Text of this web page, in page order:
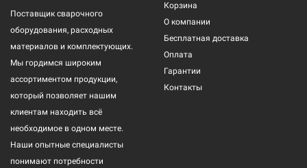
Поставщик сварочного
оборудования, расходных
материалов и комплектующих.
Мы гордимся широким
ассортиментом продукции,
который позволяет нашим
клиентам находить всё
необходимое в одном месте.
Наши опытные специалисты
понимают потребности
Корзина
О компании
Бесплатная доставка
Оплата
Гарантии
Контакты